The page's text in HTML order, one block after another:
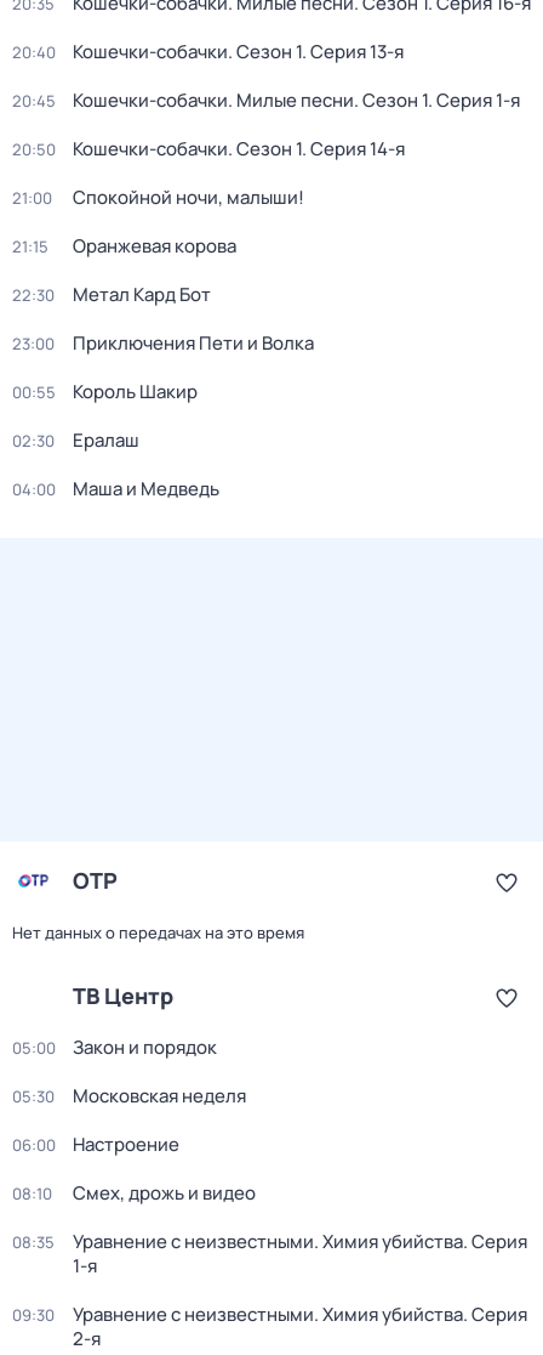
20:40 Кошечки-собачки. Сезон 1. Серия 13-я
20:45 Кошечки-собачки. Милые песни. Сезон 1. Серия 1-я
20:50 Кошечки-собачки. Сезон 1. Серия 14-я
21:00 Спокойной ночи, малыши!
21:15 Оранжевая корова
22:30 Метал Кард Бот
23:00 Приключения Пети и Волка
00:55 Король Шакир
02:30 Ералаш
04:00 Маша и Медведь
ОТР
Нет данных о передачах на это время
ТВ Центр
05:00 Закон и порядок
05:30 Московская неделя
06:00 Настроение
08:10 Смех, дрожь и видео
08:35 Уравнение с неизвестными. Химия убийства. Серия
1-я
09:30 Уравнение с неизвестными. Химия убийства. Серия
2-я